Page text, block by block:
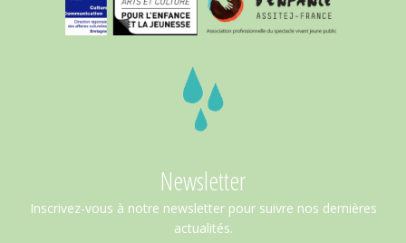
Newsletter
Inscrivez-vous à notre newsletter pour suivre nos dernières
actualités.